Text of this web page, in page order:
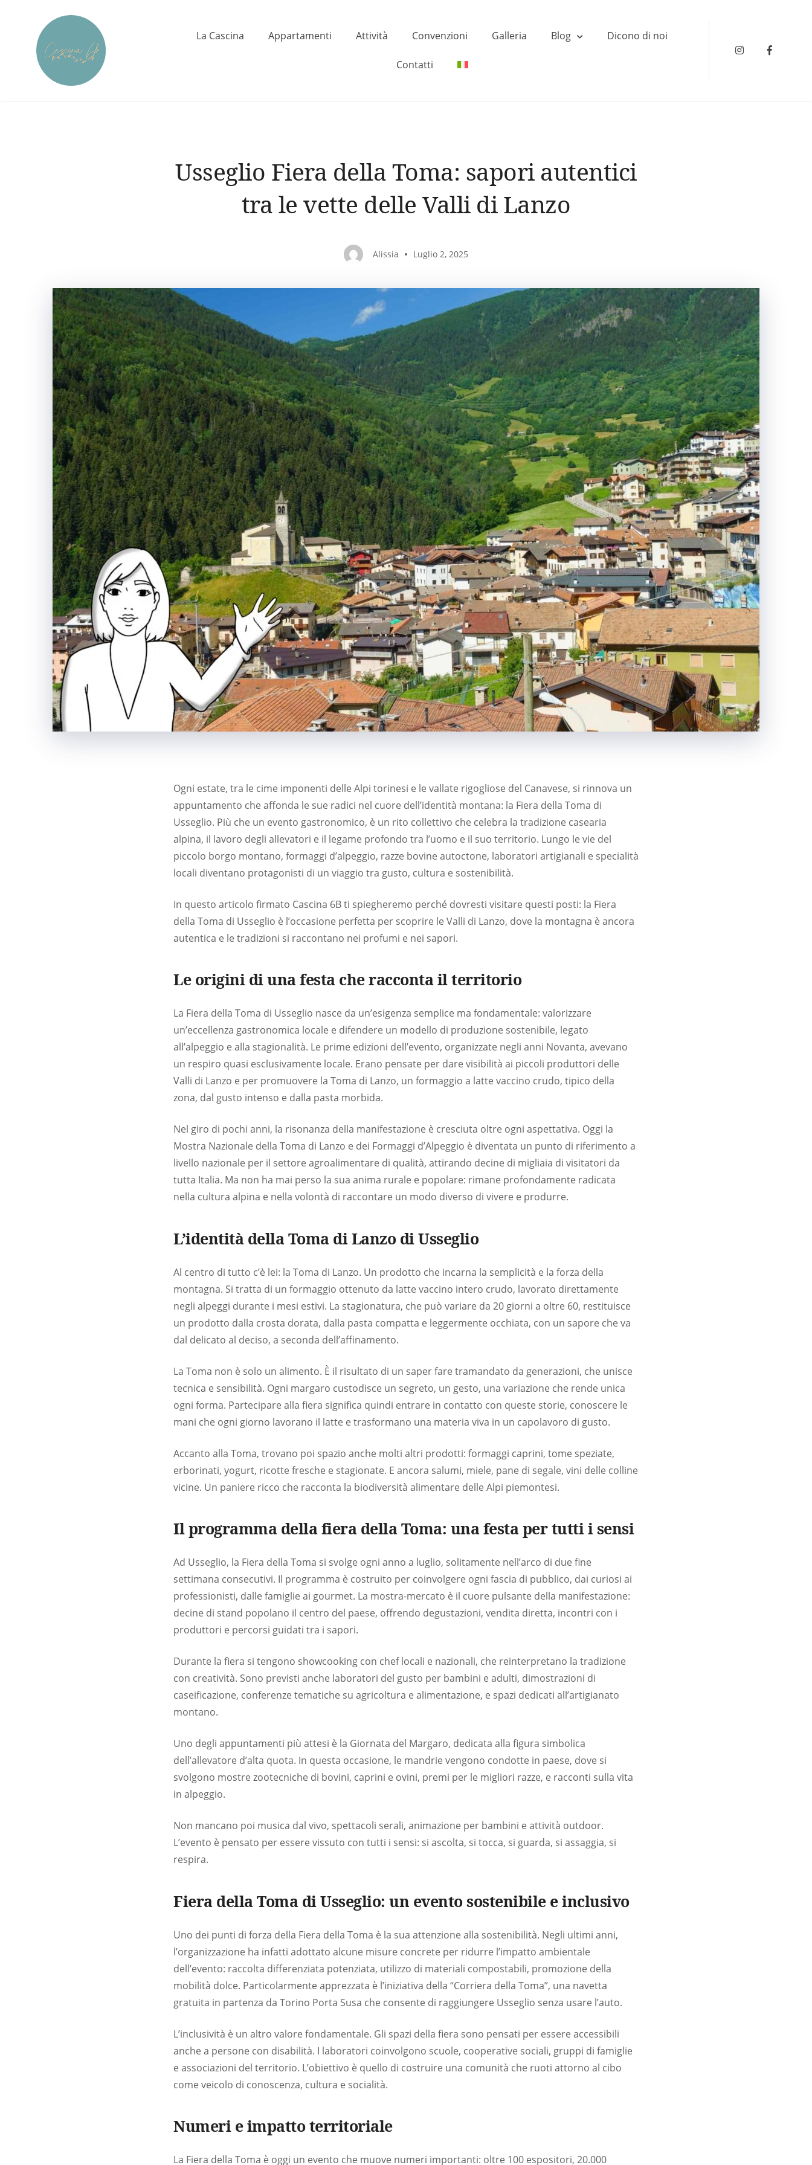
La Cascina Appartamenti Attività Convenzioni Galleria Blog Dicono di noi
Contatti
Instagram
Usseglio Fiera della Toma: sapori autentici
tra le vette delle Valli di Lanzo
Alissia Luglio 2, 2025
Ogni estate, tra le cime imponenti delle Alpi torinesi e le vallate rigogliose del Canavese, si rinnova un
appuntamento che affonda le sue radici nel cuore dell’identità montana: la Fiera della Toma di
Usseglio. Più che un evento gastronomico, è un rito collettivo che celebra la tradizione casearia
alpina, il lavoro degli allevatori e il legame profondo tra l’uomo e il suo territorio. Lungo le vie del
piccolo borgo montano, formaggi d’alpeggio, razze bovine autoctone, laboratori artigianali e specialità
locali diventano protagonisti di un viaggio tra gusto, cultura e sostenibilità.
In questo articolo firmato Cascina 6B ti spiegheremo perché dovresti visitare questi posti: la Fiera
della Toma di Usseglio è l’occasione perfetta per scoprire le Valli di Lanzo, dove la montagna è ancora
autentica e le tradizioni si raccontano nei profumi e nei sapori.
Le origini di una festa che racconta il territorio
La Fiera della Toma di Usseglio nasce da un’esigenza semplice ma fondamentale: valorizzare
un’eccellenza gastronomica locale e difendere un modello di produzione sostenibile, legato
all’alpeggio e alla stagionalità. Le prime edizioni dell’evento, organizzate negli anni Novanta, avevano
un respiro quasi esclusivamente locale. Erano pensate per dare visibilità ai piccoli produttori delle
Valli di Lanzo e per promuovere la Toma di Lanzo, un formaggio a latte vaccino crudo, tipico della
zona, dal gusto intenso e dalla pasta morbida.
Nel giro di pochi anni, la risonanza della manifestazione è cresciuta oltre ogni aspettativa. Oggi la
Mostra Nazionale della Toma di Lanzo e dei Formaggi d’Alpeggio è diventata un punto di riferimento a
livello nazionale per il settore agroalimentare di qualità, attirando decine di migliaia di visitatori da
tutta Italia. Ma non ha mai perso la sua anima rurale e popolare: rimane profondamente radicata
nella cultura alpina e nella volontà di raccontare un modo diverso di vivere e produrre.
L’identità della Toma di Lanzo di Usseglio
Al centro di tutto c’è lei: la Toma di Lanzo. Un prodotto che incarna la semplicità e la forza della
montagna. Si tratta di un formaggio ottenuto da latte vaccino intero crudo, lavorato direttamente
negli alpeggi durante i mesi estivi. La stagionatura, che può variare da 20 giorni a oltre 60, restituisce
un prodotto dalla crosta dorata, dalla pasta compatta e leggermente occhiata, con un sapore che va
dal delicato al deciso, a seconda dell’affinamento.
La Toma non è solo un alimento. È il risultato di un saper fare tramandato da generazioni, che unisce
tecnica e sensibilità. Ogni margaro custodisce un segreto, un gesto, una variazione che rende unica
ogni forma. Partecipare alla fiera significa quindi entrare in contatto con queste storie, conoscere le
mani che ogni giorno lavorano il latte e trasformano una materia viva in un capolavoro di gusto.
Accanto alla Toma, trovano poi spazio anche molti altri prodotti: formaggi caprini, tome speziate,
erborinati, yogurt, ricotte fresche e stagionate. E ancora salumi, miele, pane di segale, vini delle colline
vicine. Un paniere ricco che racconta la biodiversità alimentare delle Alpi piemontesi.
Il programma della fiera della Toma: una festa per tutti i sensi
Ad Usseglio, la Fiera della Toma si svolge ogni anno a luglio, solitamente nell’arco di due fine
settimana consecutivi. Il programma è costruito per coinvolgere ogni fascia di pubblico, dai curiosi ai
professionisti, dalle famiglie ai gourmet. La mostra-mercato è il cuore pulsante della manifestazione:
decine di stand popolano il centro del paese, offrendo degustazioni, vendita diretta, incontri con i
produttori e percorsi guidati tra i sapori.
Durante la fiera si tengono showcooking con chef locali e nazionali, che reinterpretano la tradizione
con creatività. Sono previsti anche laboratori del gusto per bambini e adulti, dimostrazioni di
caseificazione, conferenze tematiche su agricoltura e alimentazione, e spazi dedicati all’artigianato
montano.
Uno degli appuntamenti più attesi è la Giornata del Margaro, dedicata alla figura simbolica
dell’allevatore d’alta quota. In questa occasione, le mandrie vengono condotte in paese, dove si
svolgono mostre zootecniche di bovini, caprini e ovini, premi per le migliori razze, e racconti sulla vita
in alpeggio.
Non mancano poi musica dal vivo, spettacoli serali, animazione per bambini e attività outdoor.
L’evento è pensato per essere vissuto con tutti i sensi: si ascolta, si tocca, si guarda, si assaggia, si
respira.
Fiera della Toma di Usseglio: un evento sostenibile e inclusivo
Uno dei punti di forza della Fiera della Toma è la sua attenzione alla sostenibilità. Negli ultimi anni,
l’organizzazione ha infatti adottato alcune misure concrete per ridurre l’impatto ambientale
dell’evento: raccolta differenziata potenziata, utilizzo di materiali compostabili, promozione della
mobilità dolce. Particolarmente apprezzata è l’iniziativa della “Corriera della Toma”, una navetta
gratuita in partenza da Torino Porta Susa che consente di raggiungere Usseglio senza usare l’auto.
L’inclusività è un altro valore fondamentale. Gli spazi della fiera sono pensati per essere accessibili
anche a persone con disabilità. I laboratori coinvolgono scuole, cooperative sociali, gruppi di famiglie
e associazioni del territorio. L’obiettivo è quello di costruire una comunità che ruoti attorno al cibo
come veicolo di conoscenza, cultura e socialità.
Numeri e impatto territoriale
La Fiera della Toma è oggi un evento che muove numeri importanti: oltre 100 espositori, 20.000